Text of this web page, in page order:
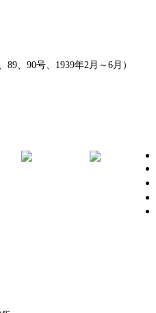
、90号、1939年2月～6月）